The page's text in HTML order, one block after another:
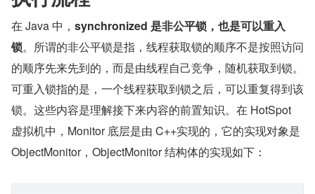
在 Java 中， synchronized 是非公平锁，也是可以重入
锁。所谓的非公平锁是指，线程获取锁的顺序不是按照访问
的顺序先来先到的，而是由线程自己竞争，随机获取到锁。
可重入锁指的是，一个线程获取到锁之后，可以重复得到该
锁。这些内容是理解接下来内容的前置知识。在 HotSpot
虚拟机中，Monitor 底层是由 C++实现的，它的实现对象是
ObjectMonitor，ObjectMonitor 结构体的实现如下：